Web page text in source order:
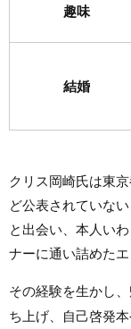
趣味
結婚
クリス岡崎氏は東
ど公表されていな
と出会い、本人い
ナーに通い詰めたエ
その経験を生かし
ち上げ、自己啓発